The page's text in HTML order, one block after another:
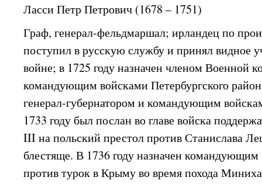
Ласси Петр Петрович (1678 – 1751)
Граф, генерал-фельдмаршал; ирландец по
поступил в русскую службу и принял видное
войне; в 1725 году назначен членом Военной
командующим войсками Петербургского
генерал-губернатором и командующим
1733 году был послан во главе войска
III на польский престол против Станислава
блестяще. В 1736 году назначен
против турок в Крыму во время похода